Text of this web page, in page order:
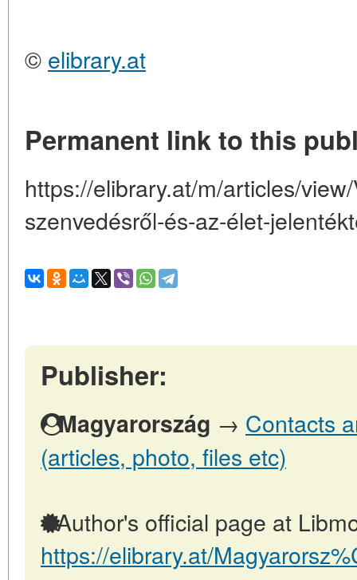
© elibrary.at
Permanent link to this
https://elibrary.at/m/articles/
szenvedésről-és-az-élet-
Publisher:
Magyarország → Contacts
(articles, photo, files etc)
Author's official page at
https://elibrary.at/